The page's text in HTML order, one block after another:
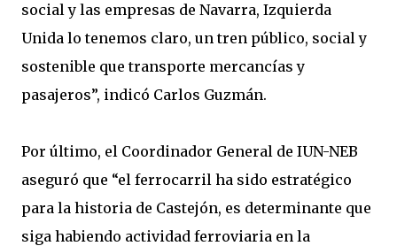
social y las empresas de Navarra, Izquierda
Unida lo tenemos claro, un tren público, social y
sostenible que transporte mercancías y
pasajeros”, indicó Carlos Guzmán.
Por último, el Coordinador General de IUN-NEB
aseguró que “el ferrocarril ha sido estratégico
para la historia de Castejón, es determinante que
siga habiendo actividad ferroviaria en la